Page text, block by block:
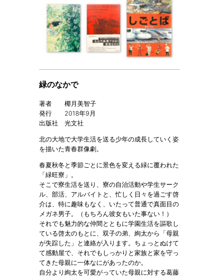
緑のなかで
著者 椰月美智子
発行 2018年9月
出版社 光文社
北の大地で大学生活を送る少年の成長していく姿
を描いた青春群像劇。
春夏秋冬と季節ごとに景色を変える緑に覆われた
「緑旺寮」。
そこで寮生活を送り、寮の自治活動や学生サーク
ル、部活、アルバイトと、忙しく日々を過ごす啓
介は、特に趣味もなく、いたって普通で真面目の
メガネ男子。（もちろん彼女もいた事ない！）
それでも魅力的な仲間とともに学園生活を謳歌し
ている啓太のもとに、双子の弟、絢太から「母親
が失踪した」と連絡が入ります。ちょっとぬけて
て感動屋で、それでもしっかりと家族と家を守っ
てきた母親に一体なにがあったのか。
自分より絢太を可愛がっていた母親に対する葛藤